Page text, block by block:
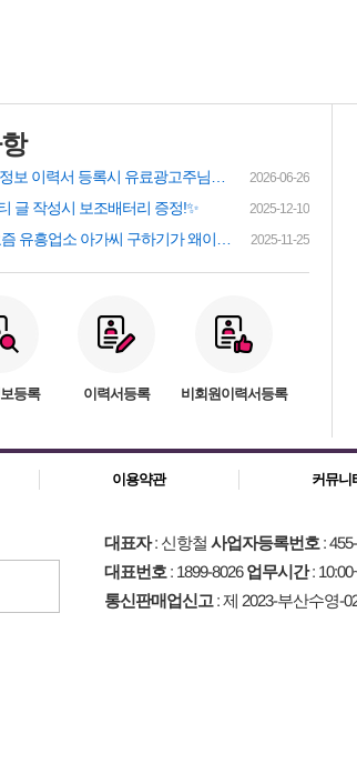
2026-06-26
글 작성시 보조배터리 증정!✨ 2025-12-10
2025-11-25
등록 이력서등록 비회원이력서등록
이용약관 커뮤니
대표자: 신항철사업자등록번호 :
대표번호 : 1899-8026업무시간:
통신판매업신고: 제 2023-부산수영-